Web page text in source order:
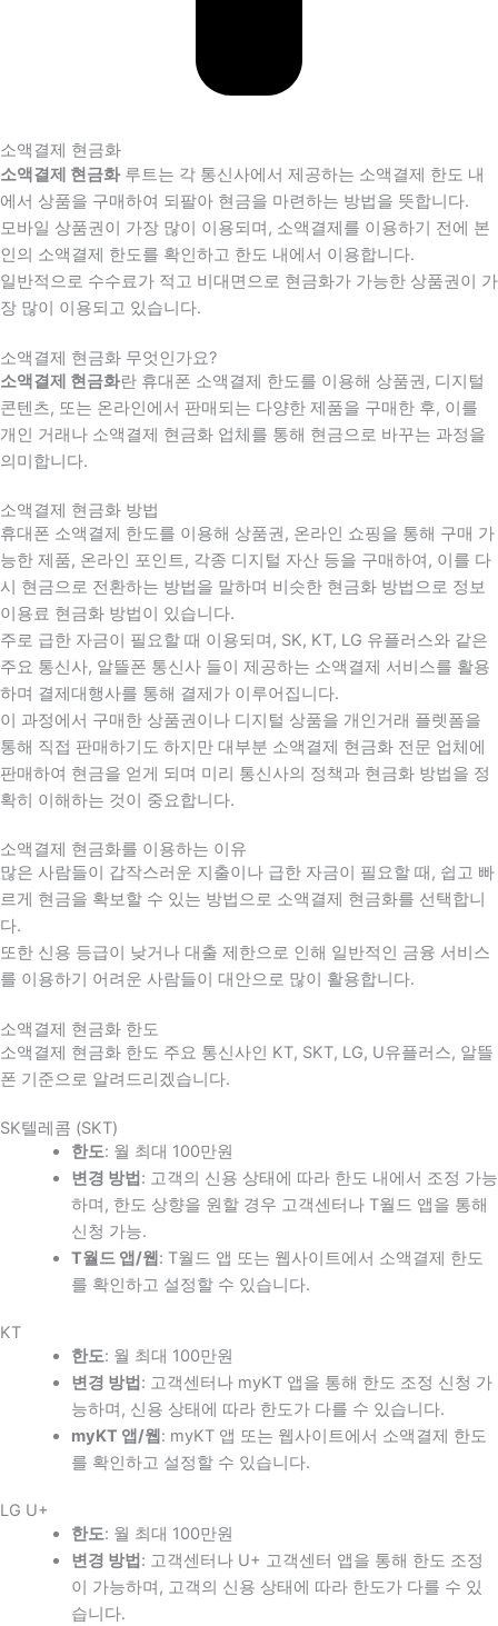
소액결제 현금화
소액결제 현금화루트는 각 통신사에서 제공하는 소액결제 한도 내
에서 상품을 구매하여 되팔아 현금을 마련하는 방법을 뜻합니다.
모바일 상품권이 가장 많이 이용되며, 소액결제를 이용하기 전에 본
인의 소액결제 한도를 확인하고 한도 내에서 이용합니다.
일반적으로 수수료가 적고 비대면으로 현금화가 가능한 상품권이 가
장 많이 이용되고 있습니다.
소액결제 현금화 무엇인가요?
소액결제 현금화란 휴대폰 소액결제 한도를 이용해 상품권, 디지털
콘텐츠, 또는 온라인에서 판매되는 다양한 제품을 구매한 후, 이를
개인 거래나 소액결제 현금화 업체를 통해 현금으로 바꾸는 과정을
의미합니다.
소액결제 현금화 방법
휴대폰 소액결제 한도를 이용해 상품권, 온라인 쇼핑을 통해 구매 가
능한 제품, 온라인 포인트, 각종 디지털 자산 등을 구매하여, 이를 다
시 현금으로 전환하는 방법을 말하며 비슷한 현금화 방법으로 정보
이용료 현금화 방법이 있습니다.
주로 급한 자금이 필요할 때 이용되며, SK, KT, LG 유플러스와 같은
주요 통신사, 알뜰폰 통신사 들이 제공하는 소액결제 서비스를 활용
하며 결제대행사를 통해 결제가 이루어집니다.
이 과정에서 구매한 상품권이나 디지털 상품을 개인거래 플렛폼을
통해 직접 판매하기도 하지만 대부분 소액결제 현금화 전문 업체에
판매하여 현금을 얻게 되며 미리 통신사의 정책과 현금화 방법을 정
확히 이해하는 것이 중요합니다.
소액결제 현금화를 이용하는 이유
많은 사람들이 갑작스러운 지출이나 급한 자금이 필요할 때 , 쉽고 빠
르게 현금을 확보할 수 있는 방법으로 소액결제 현금화를 선택합니
다.
또한 신용 등급이 낮거나 대출 제한으로 인해 일반적인 금융 서비스
를 이용하기 어려운 사람들이 대안으로 많이 활용합니다.
소액결제 현금화 한도
소액결제 현금화 한도 주요 통신사인 KT, SKT, LG, U유플러스, 알뜰
폰 기준으로 알려드리겠습니다.
SK텔레콤 (SKT)
한도: 월 최대 100만원
변경 방법 : 고객의 신용 상태에 따라 한도 내에서 조정 가능
하며, 한도 상향을 원할 경우 고객센터나 T월드 앱을 통해
신청 가능.
T월드 앱/웹 : T월드 앱 또는 웹사이트에서 소액결제 한도
를 확인하고 설정할 수 있습니다.
KT
한도: 월 최대 100만원
변경 방법 : 고객센터나 myKT 앱을 통해 한도 조정 신청 가
능하며, 신용 상태에 따라 한도가 다를 수 있습니다.
myKT 앱/웹 : myKT 앱 또는 웹사이트에서 소액결제 한도
를 확인하고 설정할 수 있습니다.
LG U+
한도: 월 최대 100만원
변경 방법 : 고객센터나 U+ 고객센터 앱을 통해 한도 조정
이 가능하며, 고객의 신용 상태에 따라 한도가 다를 수 있
습니다.